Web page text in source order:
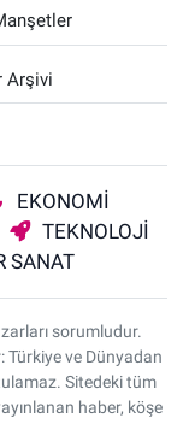
Arşivi
EKONOMİ
TEKNOLOJİ
SANAT
sorumludur.
Türkiye ve Dünyadan
Sitedeki tüm
haber, köşe